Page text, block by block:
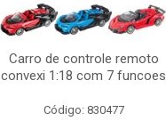
Carro de controle remoto
convexi 1:18 com 7 funcoes
Código: 830477